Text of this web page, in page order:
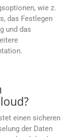
wie z.
das Festlegen
und das
einen sicheren
der Daten